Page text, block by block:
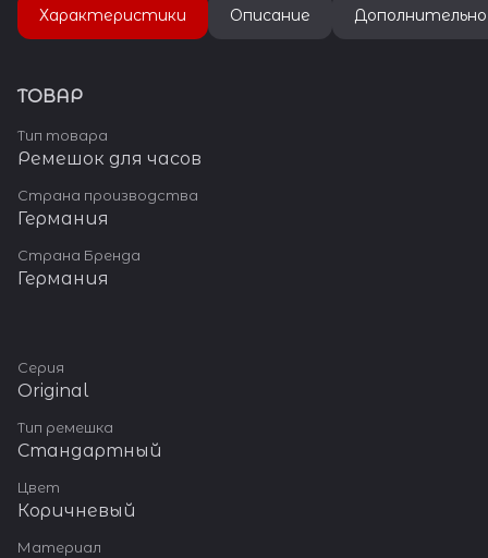
Характеристики Описание Дополнительно
ТОВАР
Тип товара
Ремешок для часов
Страна производства
Германия
Страна Бренда
Германия
Серия
Original
Тип ремешка
Стандартный
Цвет
Коричневый
Материал